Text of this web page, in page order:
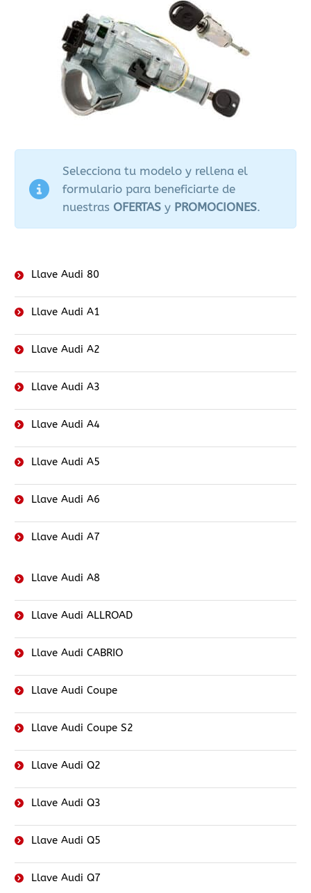
Selecciona tu modelo y rellena el
formulario para beneficiarte de
nuestras OFERTAS y PROMOCIONES.
Llave Audi 80
Llave Audi A1
Llave Audi A2
Llave Audi A3
Llave Audi A4
Llave Audi A5
Llave Audi A6
Llave Audi A7
Llave Audi A8
Llave Audi ALLROAD
Llave Audi CABRIO
Llave Audi Coupe
Llave Audi Coupe S2
Llave Audi Q2
Llave Audi Q3
Llave Audi Q5
Llave Audi Q7